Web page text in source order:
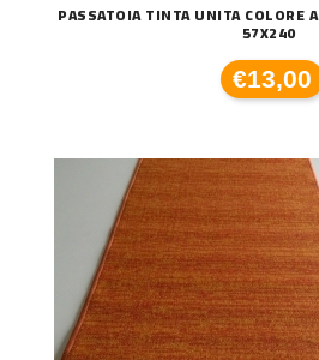
PASSATOIA TINTA UNITA COLORE
57X240
€13,00